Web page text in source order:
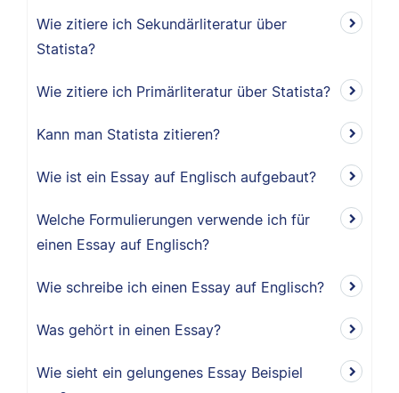
Wie zitiere ich Sekundärliteratur über
Statista?
Wie zitiere ich Primärliteratur über Statista?
Kann man Statista zitieren?
Wie ist ein Essay auf Englisch aufgebaut?
Welche Formulierungen verwende ich für
einen Essay auf Englisch?
Wie schreibe ich einen Essay auf Englisch?
Was gehört in einen Essay?
Wie sieht ein gelungenes Essay Beispiel